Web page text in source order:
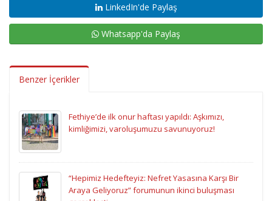
LinkedIn'de Paylaş
Whatsapp'da Paylaş
Benzer İçerikler
Fethiye’de ilk onur haftası yapıldı: Aşkımızı,
kimliğimizi, varoluşumuzu savunuyoruz!
“Hepimiz Hedefteyiz: Nefret Yasasına Karşı Bir
Araya Geliyoruz” forumunun ikinci buluşması